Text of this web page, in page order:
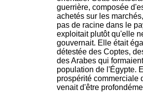
guerrière, composée
achetés sur les
pas de racine dans le
exploitait plutôt qu'elle
gouvernait. Elle était
détestée des Coptes,
des Arabes qui
population de l'Égypte.
prospérité commerciale
venait d'être